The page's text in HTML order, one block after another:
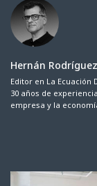
Hernán Rodríguez
Editor en La
30 años de
empresa y la